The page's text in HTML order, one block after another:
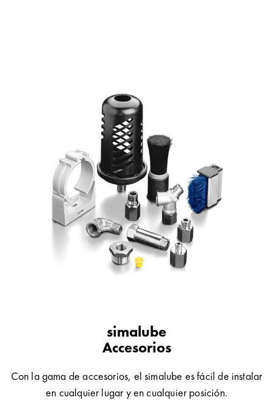
simalube
Accesorios
Con la gama de accesorios, el simalube es fácil de instalar
en cualquier lugar y en cualquier posición.